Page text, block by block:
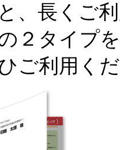
、長くご
２タイプ
ご利用く